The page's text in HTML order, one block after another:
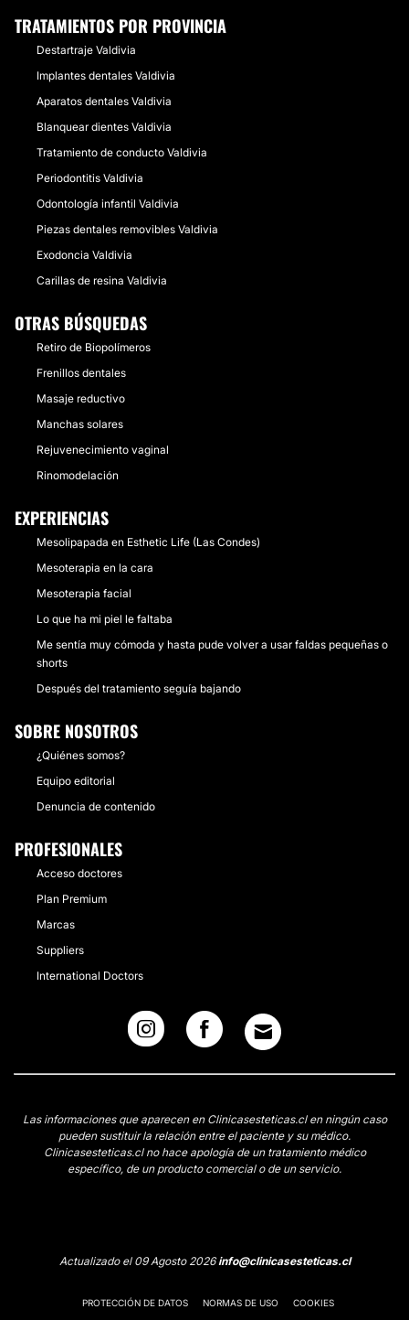
TRATAMIENTOS POR PROVINCIA
Destartraje Valdivia
Implantes dentales Valdivia
Aparatos dentales Valdivia
Blanquear dientes Valdivia
Tratamiento de conducto Valdivia
Periodontitis Valdivia
Odontología infantil Valdivia
Piezas dentales removibles Valdivia
Exodoncia Valdivia
Carillas de resina Valdivia
OTRAS BÚSQUEDAS
Retiro de Biopolímeros
Frenillos dentales
Masaje reductivo
Manchas solares
Rejuvenecimiento vaginal
Rinomodelación
EXPERIENCIAS
Mesolipapada en Esthetic Life (Las Condes)
Mesoterapia en la cara
Mesoterapia facial
Lo que ha mi piel le faltaba
Me sentía muy cómoda y hasta pude volver a usar faldas pequeñas o
shorts
Después del tratamiento seguía bajando
SOBRE NOSOTROS
¿Quiénes somos?
Equipo editorial
Denuncia de contenido
PROFESIONALES
Acceso doctores
Plan Premium
Marcas
Suppliers
International Doctors
Las informaciones que aparecen en Clinicasesteticas.cl en ningún caso
pueden sustituir la relación entre el paciente y su médico.
Clinicasesteticas.cl no hace apología de un tratamiento médico
específico, de un producto comercial o de un servicio.
Actualizado el 09 Agosto 2026info@clinicasesteticas.cl
PROTECCIÓN DE DATOS NORMAS DE USO COOKIES